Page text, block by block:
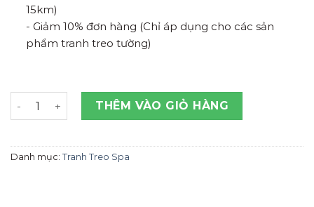
15km)
- Giảm 10% đơn hàng (Chỉ áp dụng cho các sản
phẩm tranh treo tường)
Tranh Treo Tường Vẻ Đẹp Phụ Nữ Thanh Hóa M16 số
THÊM VÀO GIỎ HÀNG
Danh mục: Tranh Treo Spa